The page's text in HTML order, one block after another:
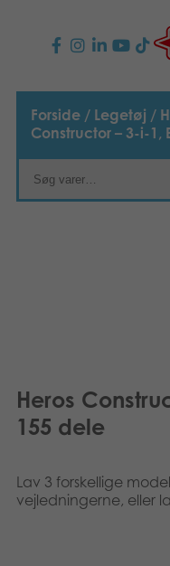
PRODUKTER
Børnespil
Bøger
Applikationer
TACTIC
Suomi
Français
Forside / Legetøj /
Constructor – 3-i-1,
Heros
155 dele
Lav 3 forskellige
vejledningerne, eller